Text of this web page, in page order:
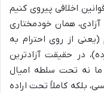
اخلاقی پیروی کنیم
همان خودمختاری
از روی احترام به
در حقیقت آزادترین
ما نه تحت سلطه امیال
بلکه کاملاً تحت اراده